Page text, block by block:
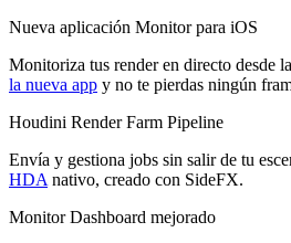
Monitor Dashboard mejorado
Tiempos de carga 10 veces más
sobre tus jobs y un control más preciso
Estimador de costes de Frame
Obtén al instante una estimación de
settings y frame range.
Recarga automática